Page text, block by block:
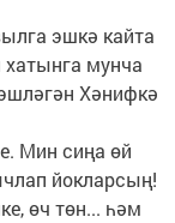
эшкә кайта
хатынга мунча
Хәнифкә
Мин сиңа өй
йокларсың!
өч төн... һәм